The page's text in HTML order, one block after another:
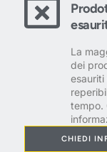
La
dei
esauriti
tempo.
CHIEDI